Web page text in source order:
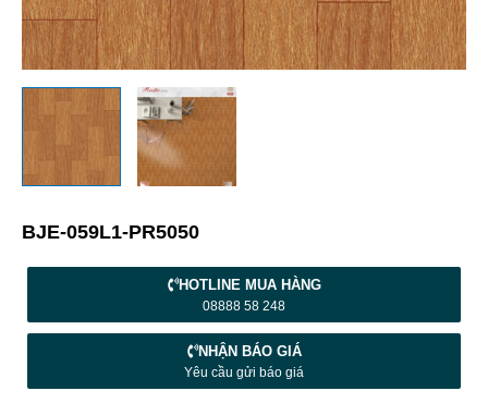
BJE-059L1-PR5050
HOTLINE MUA HÀNG
08888 58 248
NHẬN BÁO GIÁ
Yêu cầu gửi báo giá